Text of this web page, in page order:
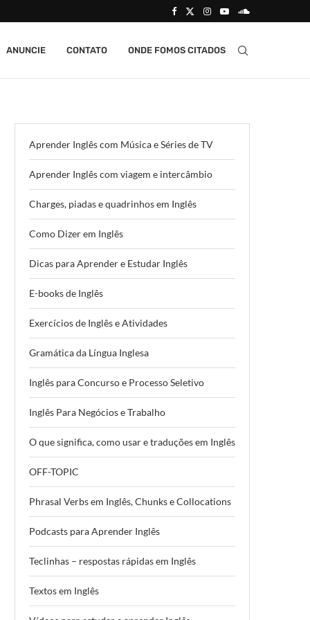
ANUNCIE CONTATO ONDE FOMOS CITADOS
Aprender Inglês com Música e Séries de TV
Aprender Inglês com viagem e intercâmbio
Charges, piadas e quadrinhos em Inglês
Como Dizer em Inglês
Dicas para Aprender e Estudar Inglês
E-books de Inglês
Exercícios de Inglês e Atividades
Gramática da Língua Inglesa
Inglês para Concurso e Processo Seletivo
Inglês Para Negócios e Trabalho
O que significa, como usar e traduções em Inglês
OFF-TOPIC
Phrasal Verbs em Inglês, Chunks e Collocations
Podcasts para Aprender Inglês
Teclinhas – respostas rápidas em Inglês
Textos em Inglês